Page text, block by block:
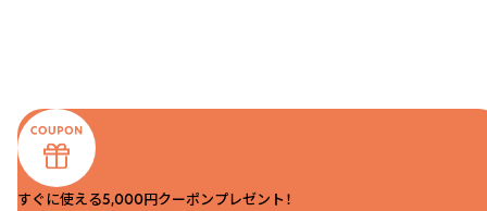
すぐに使える5,000円クーポンプレゼント！